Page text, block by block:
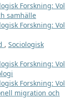
Forskning: Vol
samhälle
Forskning: Vol
, Sociologisk
Forskning: Vol
Forskning: Vol
migration och